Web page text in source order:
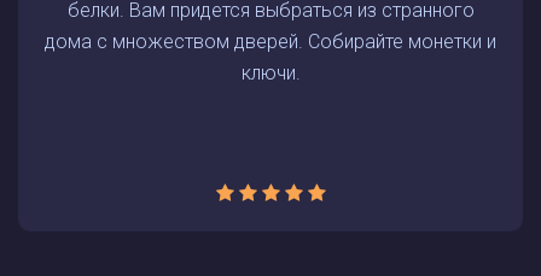
белки. Вам придется выбраться из странного
дома с множеством дверей. Собирайте монетки и
ключи.